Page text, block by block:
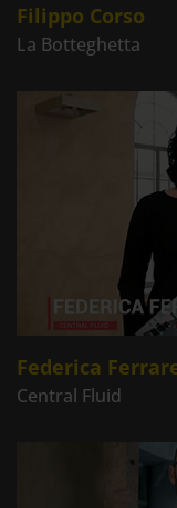
Filippo Corso
La Botteghetta
Federica
Central Fluid